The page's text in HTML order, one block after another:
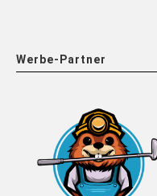
Werbe-Partner